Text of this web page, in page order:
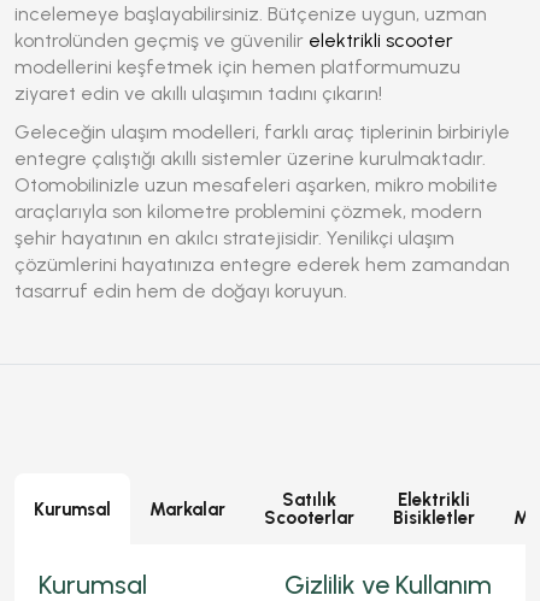
incelemeye başlayabilirsiniz. Bütçenize uygun, uzman
kontrolünden geçmiş ve güvenilir elektrikli scooter
modellerini keşfetmek için hemen platformumuzu
ziyaret edin ve akıllı ulaşımın tadını çıkarın!
Geleceğin ulaşım modelleri, farklı araç tiplerinin birbiriyle
entegre çalıştığı akıllı sistemler üzerine kurulmaktadır.
Otomobilinizle uzun mesafeleri aşarken, mikro mobilite
araçlarıyla son kilometre problemini çözmek, modern
şehir hayatının en akılcı stratejisidir. Yenilikçi ulaşım
çözümlerini hayatınıza entegre ederek hem zamandan
tasarruf edin hem de doğayı koruyun.
Kurumsal Markalar
Satılık
Scooterlar
Elektrikli
Bisikletler
Kurumsal Gizlilik ve Kullanım